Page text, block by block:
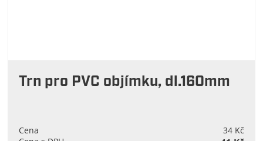
Trn pro PVC objímku, dl.160mm
Cena
34 Kč